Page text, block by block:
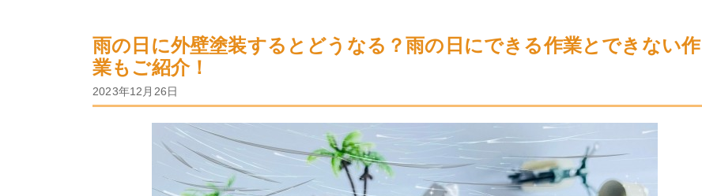
雨の日に外壁塗装するとどうなる？雨の日にできる作業とできない作
業もご紹介！
2023年12月26日